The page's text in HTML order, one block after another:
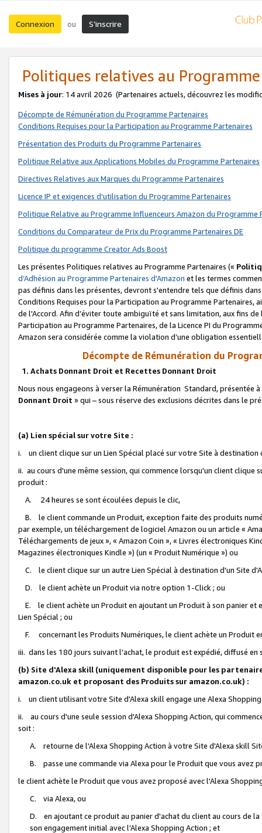
Connexion ou S’inscrire
Politiques relatives au
Mises à jour: 14 avril 2026 (Partenaires actuels, découvrez les
Décompte de Rémunération du Programme Partenaires
Conditions Requises pour la Participation au Programme Partenaires
Présentation des Produits du Programme Partenaires
Politique Relative aux Applications Mobiles du Programme Partenaires
Directives Relatives aux Marques du Programme Partenaires
Licence IP et exigences d'utilisation du Programme Partenaires
Politique Relative au Programme Influenceurs Amazon du Programme
Conditions du Comparateur de Prix du Programme Partenaires DE
Politique du programme Creator Ads Boost
Les présentes Politiques relatives au Programme Partenaires («
d’Adhésion au Programme Partenaires d'Amazon et les termes
pas définis dans les présentes, devront s'entendre tels que définis
Conditions Requises pour la Participation au Programme Partenaires,
de l'Accord. Afin d’éviter toute ambiguïté et sans limitation, aux fins
Participation au Programme Partenaires, de la Licence PI du
Amazon sera considérée comme la violation d’une obligation
Décompte de Rémunération du
1. Achats Donnant Droit et Recettes Donnant Droit
Nous nous engageons à verser la Rémunération Standard, présentée
Donnant Droit » qui – sous réserve des exclusions décrites dans le
(a) Lien spécial sur votre Site :
i. un client clique sur un Lien Spécial placé sur votre Site à destination
ii. au cours d'une même session, qui commence lorsqu'un client
produit :
A. 24 heures se sont écoulées depuis le clic,
B. le client commande un Produit, exception faite des produits
par exemple, un téléchargement de logiciel Amazon ou un article «
Téléchargements de jeux », « Amazon Coin », « Livres électroniques
Magazines électroniques Kindle ») (un « Produit Numérique ») ou
C. le client clique sur un autre Lien Spécial à destination d'un Site
D. le client achète un Produit via notre option 1-Click ; ou
E. le client achète un Produit en ajoutant un Produit à son panier et
Lien Spécial ; ou
F. concernant les Produits Numériques, le client achète un Produit
iii. dans les 180 jours suivant l'achat, le produit est expédié, diffusé
(b) Site d'Alexa skill (uniquement disponible pour les
amazon.co.uk et proposant des Produits sur amazon.co.uk) :
i. un client utilisant votre Site d'Alexa skill engage une Alexa
ii. au cours d'une seule session d'Alexa Shopping Action, qui
soit :
A. retourne de l'Alexa Shopping Action à votre Site d'Alexa skill
B. passe une commande via Alexa pour le Produit que vous avez
le client achète le Produit que vous avez proposé avec l'Alexa
C. via Alexa, ou
D. en ajoutant ce produit au panier d'achat du client au cours de
son engagement initial avec l'Alexa Shopping Action ; et